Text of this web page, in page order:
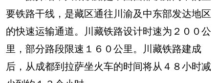
要铁路干线，是藏区通往川渝及中东部发达地区
的快速运输通道。川藏铁路设计时速为２００公
里，部分路段限速１６０公里。川藏铁路建成
后，从成都到拉萨坐火车的时间将从４８小时减